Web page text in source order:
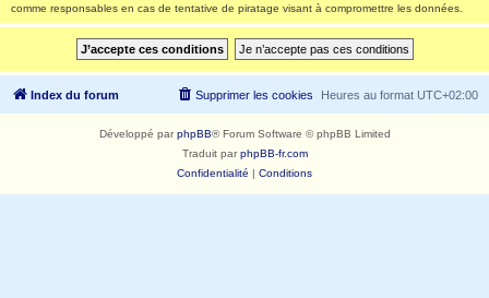
comme responsables en cas de tentative de piratage visant à compromettre les données.
Index du forum Heures au format UTC+02:00
Supprimer les cookies
Développé parphpBB® Forum Software © phpBB Limited
Traduit parphpBB-fr.com
Confidentialité | Conditions